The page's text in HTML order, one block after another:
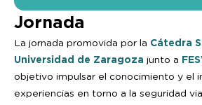
Jornada
La jornada promovida por la Cátedra
Universidad de Zaragoza junto a
objetivo impulsar el conocimiento y el
experiencias en torno a la seguridad